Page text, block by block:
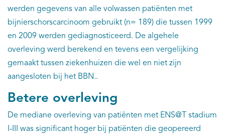
werden gegevens van alle volwassen patiënten met
bijnierschorscarcinoom gebruikt (n= 189) die tussen 1999
en 2009 werden gediagnosticeerd. De algehele
overleving werd berekend en tevens een vergelijking
gemaakt tussen ziekenhuizen die wel en niet zijn
aangesloten bij het BBN..
Betere overleving
De mediane overleving van patiënten met ENS@T stadium
I-III was significant hoger bij patiënten die geopereerd